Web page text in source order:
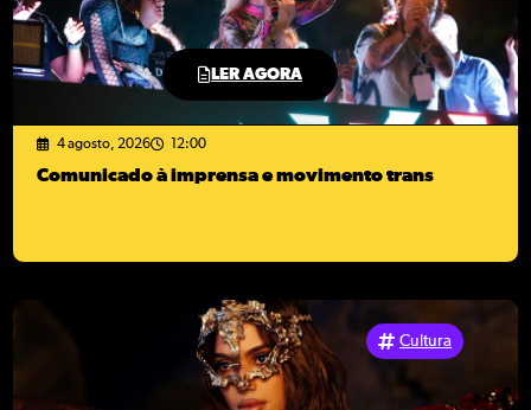
LER AGORA
4 agosto, 2026 12:00
Comunicado à imprensa e movimento trans
Cultura